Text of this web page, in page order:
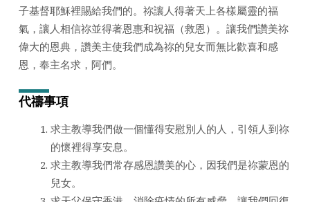
子基督耶穌裡賜給我們的。祢讓人得著天上各樣屬靈的福
氣，讓人相信祢並得著恩惠和祝福（救恩）。讓我們讚美祢
偉大的恩典，讚美主使我們成為祢的兒女而無比歡喜和感
恩，奉主名求，阿們。
代禱事項
求主教導我們做一個懂得安慰別人的人，引領人到祢
的懷裡得享安息。
求主教導我們常存感恩讚美的心，因我們是祢蒙恩的
兒女。